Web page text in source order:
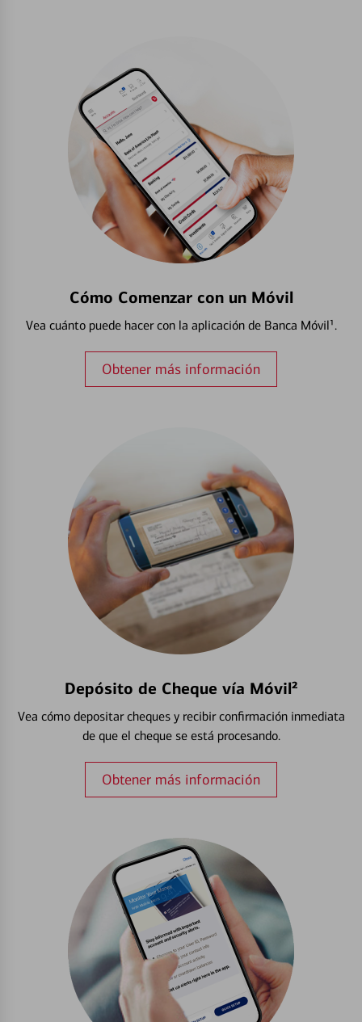
Cómo Comenzar con un Móvil
Vea cuánto puede hacer con la aplicación de Banca Móvil¹.
Obtener más información
Depósito de Cheque vía Móvil²
Vea cómo depositar cheques y recibir confirmación inmediata
de que el cheque se está procesando.
Obtener más información